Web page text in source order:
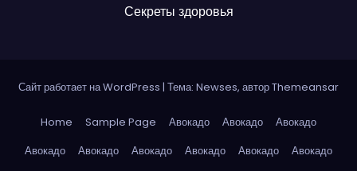
Секреты здоровья
Сайт работает на WordPress | Тема: Newses, авторThemeansar
Home Sample Page Авокадо Авокадо
Авокадо
Авокадо
Авокадо Авокадо Авокадо Авокадо
Авокадо